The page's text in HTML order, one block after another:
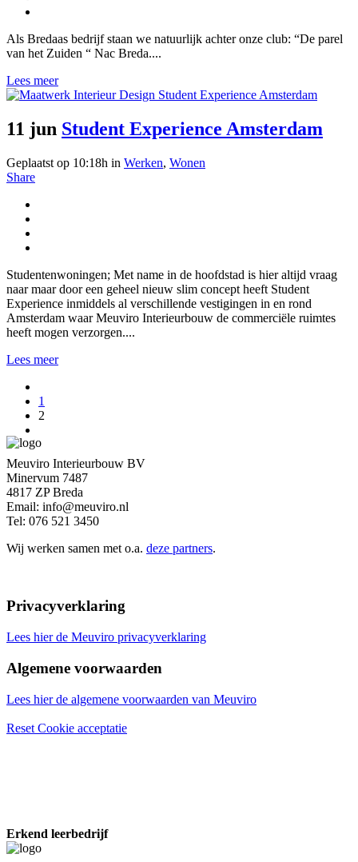
Als Bredaas bedrijf staan we natuurlijk achter onze club: “De parel
van het Zuiden “ Nac Breda....
Lees meer
11 jun Student Experience Amsterdam
Geplaatst op 10:18h in Werken, Wonen
Share
Studentenwoningen; Met name in de hoofdstad is hier altijd vraag
naar maar door een geheel nieuw slim concept heeft Student
Experience inmiddels al verschillende vestigingen in en rond
Amsterdam waar Meuviro Interieurbouw de commerciële ruimtes
heeft mogen verzorgen....
Lees meer
1
2
Meuviro Interieurbouw BV
Minervum 7487
4817 ZP Breda
Email: info@meuviro.nl
Tel: 076 521 3450
Wij werken samen met o.a. deze partners.
Privacyverklaring
Lees hier de Meuviro privacyverklaring
Algemene voorwaarden
Lees hier de algemene voorwaarden van Meuviro
Reset Cookie acceptatie
Erkend leerbedrijf